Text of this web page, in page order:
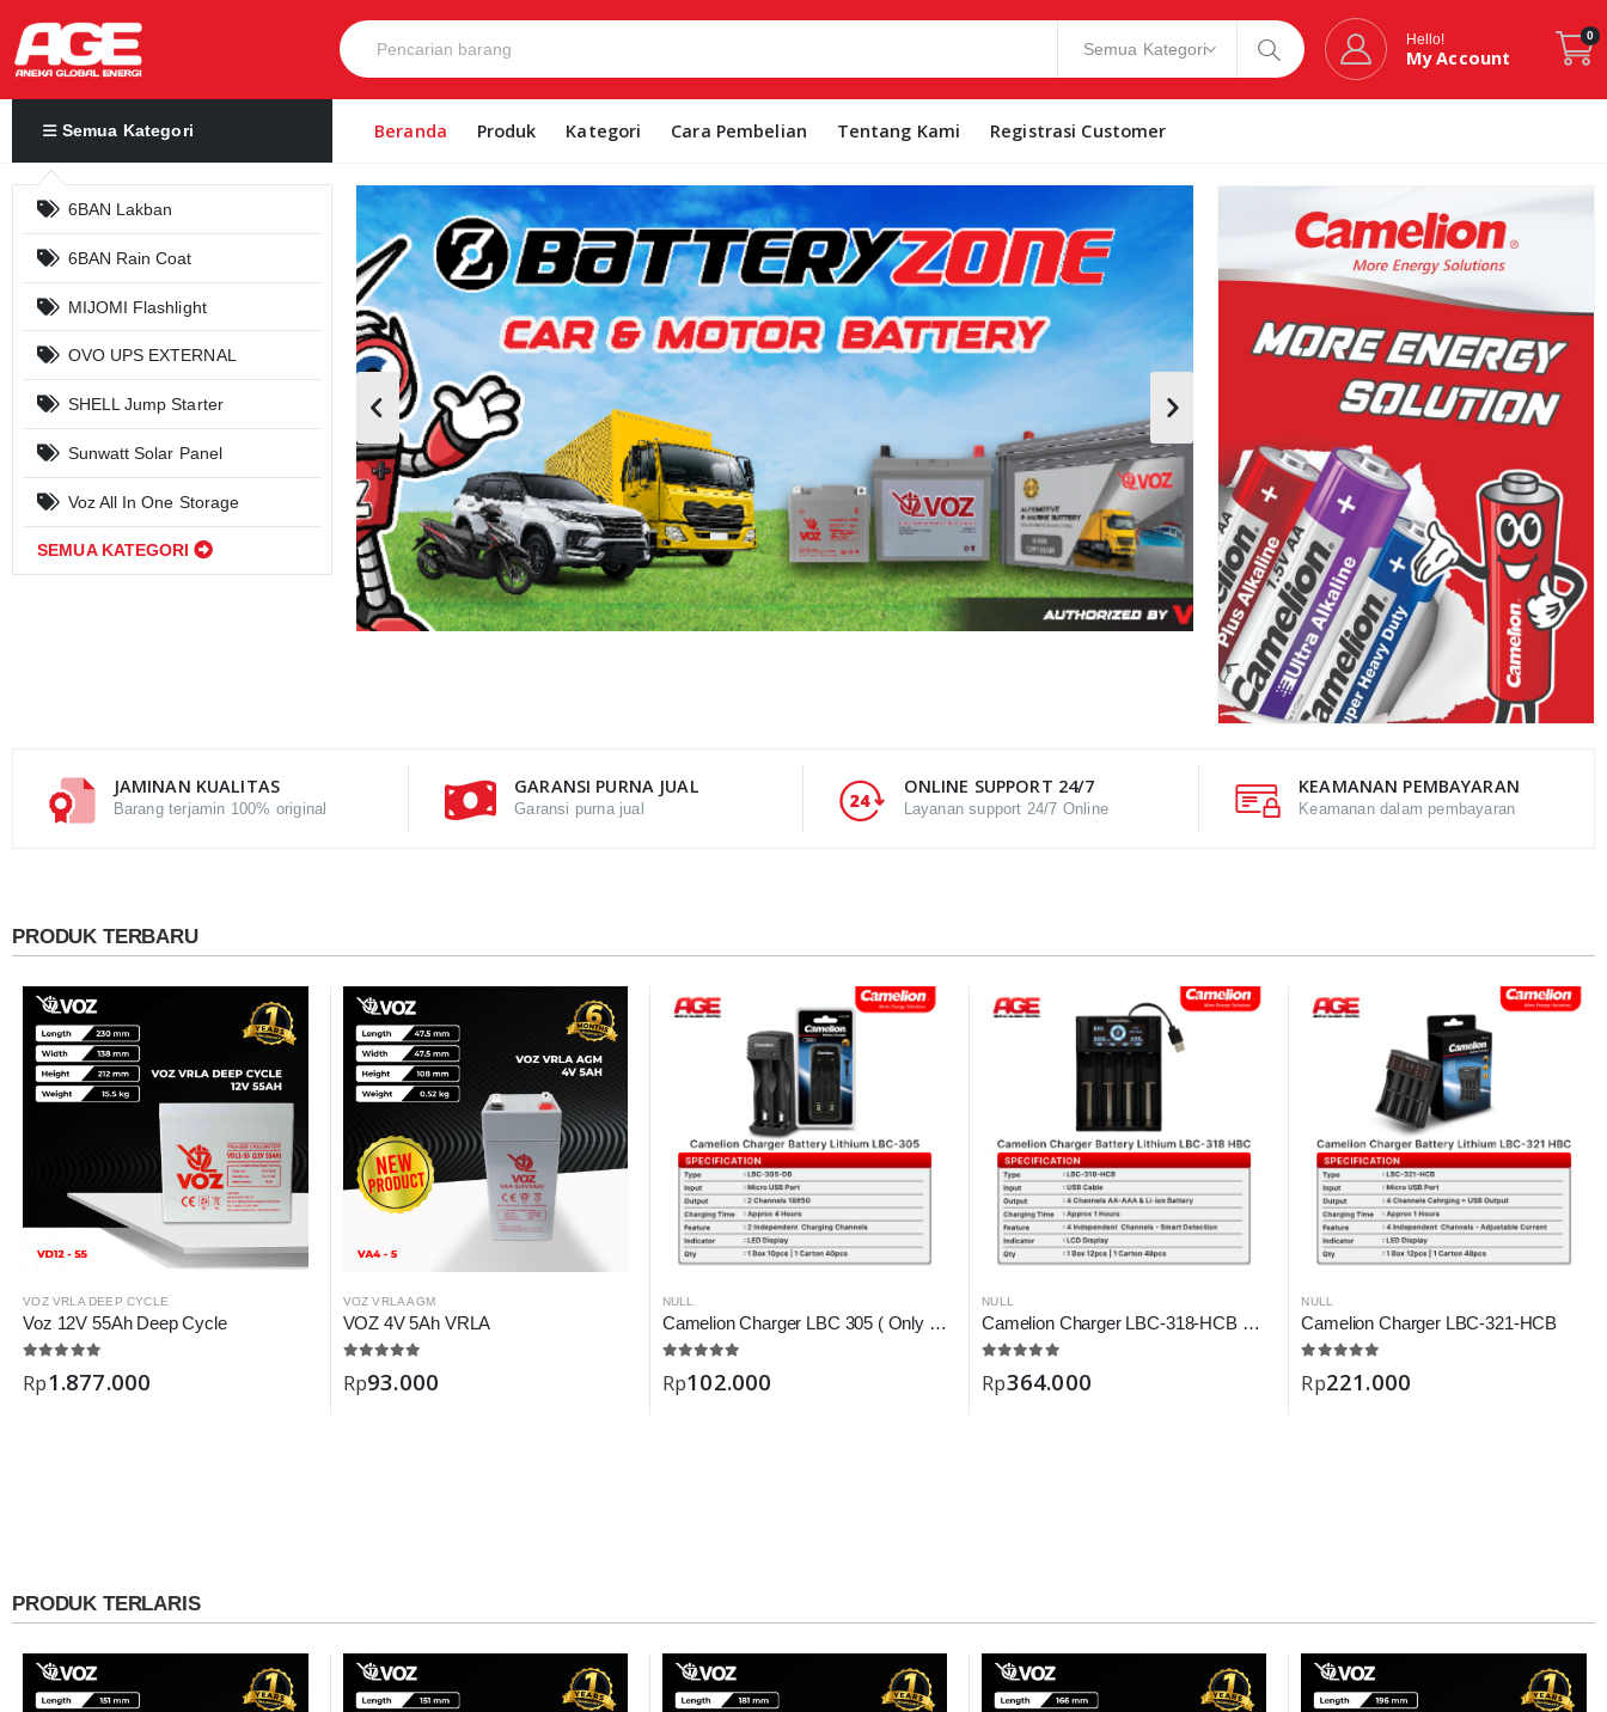
Hello!
My Account
0
Semua Kategori
6BAN Lakban
6BAN Rain Coat
MIJOMI Flashlight
OVO UPS EXTERNAL
SHELL Jump Starter
Sunwatt Solar Panel
Voz All In One Storage
SEMUA KATEGORI
Beranda Produk Kategori Cara Pembelian Tentang Kami Registrasi Customer
JAMINAN KUALITAS
Barang terjamin 100% original
GARANSI PURNA JUAL
Garansi purna jual
ONLINE SUPPORT 24/7
Layanan support 24/7 Online
KEAMANAN PEMBAYARAN
Keamanan dalam pembayaran
PRODUK TERBARU
VOZ VRLA DEEP CYCLE
Voz 12V 55Ah Deep Cycle
Rp1.877.000
VOZ VRLA AGM
VOZ 4V 5Ah VRLA
Rp93.000
NULL
Camelion Charger LBC 305 ( Only Battery 18650 )
Rp102.000
NULL
Camelion Charger LBC-318-HCB Digital
Rp364.000
NULL
Camelion Charger LBC-321-HCB
Rp221.000
PRODUK TERLARIS